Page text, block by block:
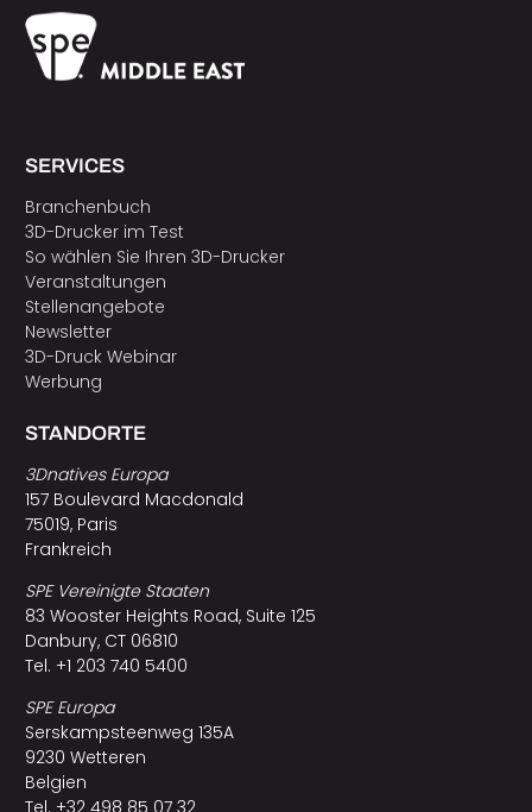
SERVICES
Branchenbuch
3D-Drucker im Test
So wählen Sie Ihren 3D-Drucker
Veranstaltungen
Stellenangebote
Newsletter
3D-Druck Webinar
Werbung
STANDORTE
3Dnatives Europa
157 Boulevard Macdonald
75019, Paris
Frankreich
SPE Vereinigte Staaten
83 Wooster Heights Road, Suite 125
Danbury, CT 06810
Tel. +1 203 740 5400
SPE Europa
Serskampsteenweg 135A
9230 Wetteren
Belgien
Tel. +32 498 85 07 32